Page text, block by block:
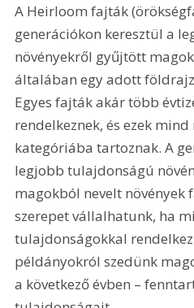
A Heirloom fajták
generációkon keresztül a
növényekről gyűjtött
általában egy adott
Egyes fajták akár több
rendelkeznek, és ezek
kategóriába tartoznak. A
legjobb tulajdonságú
magokból nevelt
szerepet vállalhatunk, ha
tulajdonságokkal
példányokról szedünk
a következő évben –